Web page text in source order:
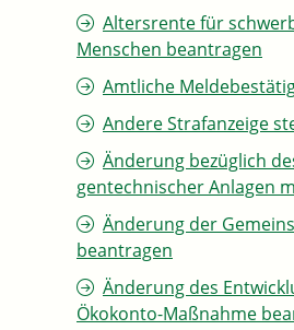
Altersrente für
Menschen beantragen
Amtliche
Andere Strafanzeige
Änderung bezüglich
gentechnischer Anlagen
Änderung der
beantragen
Änderung des
Ökokonto-Maßnahme